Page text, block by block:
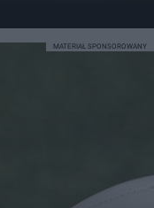
MATERIAŁ SPONSOROWANY